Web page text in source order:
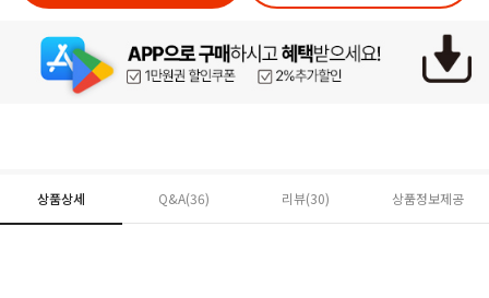
상품상세 Q&A(36) 리뷰(30) 상품정보제공